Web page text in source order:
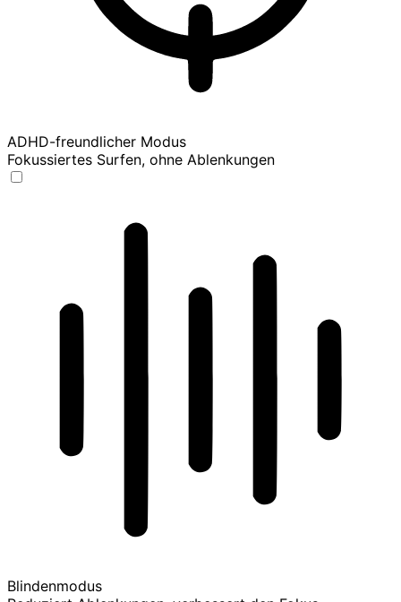
ADHD-freundlicher Modus
Fokussiertes Surfen, ohne Ablenkungen
Blindenmodus